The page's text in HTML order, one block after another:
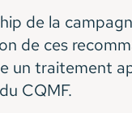
de la
de ces
un traitement
CQMF.